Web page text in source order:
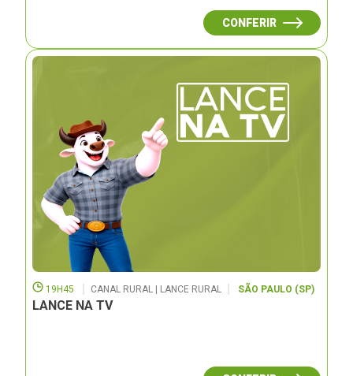
CONFERIR
19H45 CANAL RURAL | LANCE RURAL SÃO PAULO (SP)
LANCE NA TV